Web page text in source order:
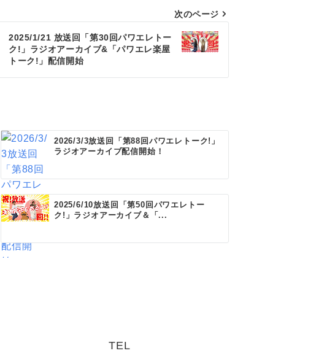
次のページ
2025/1/21 放送回「第30回パワエレトー
ク!」ラジオアーカイブ&「パワエレ楽屋
トーク!」配信開始
2026/3/3放送回「第88回パワエレトーク!」
ラジオアーカイブ配信開始！
2025/6/10放送回「第50回パワエレトー
ク!」ラジオアーカイブ＆「...
TEL